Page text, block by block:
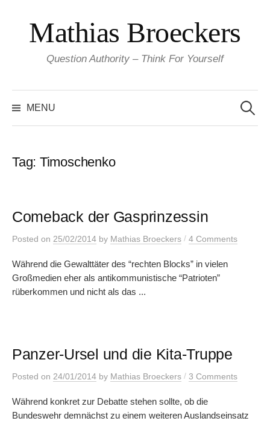
content
Mathias Broeckers
Question Authority – Think For Yourself
MENU
for:
Tag: Timoschenko
Comeback der Gasprinzessin
Posted on 25/02/2014 by Mathias Broeckers / 4 Comments
Während die Gewalttäter des “rechten Blocks” in vielen
Großmedien eher als antikommunistische “Patrioten”
rüberkommen und nicht als das ...
Panzer-Ursel und die Kita-Truppe
Posted on 24/01/2014 by Mathias Broeckers / 3 Comments
Während konkret zur Debatte stehen sollte, ob die
Bundeswehr demnächst zu einem weiteren Auslandseinsatz